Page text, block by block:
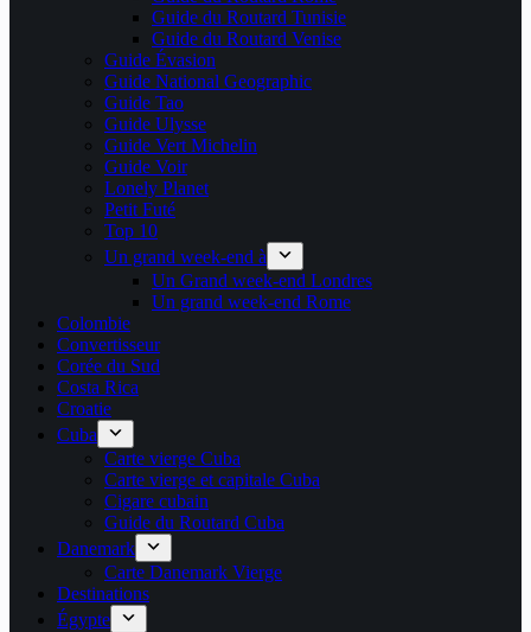
Guide du Routard Tunisie
Guide du Routard Venise
Guide Évasion
Guide National Geographic
Guide Tao
Guide Ulysse
Guide Vert Michelin
Guide Voir
Lonely Planet
Petit Futé
Top 10
Un grand week-end à
Un Grand week-end Londres
Un grand week-end Rome
Colombie
Convertisseur
Corée du Sud
Costa Rica
Croatie
Cuba
Carte vierge Cuba
Carte vierge et capitale Cuba
Cigare cubain
Guide du Routard Cuba
Danemark
Carte Danemark Vierge
Destinations
Égypte